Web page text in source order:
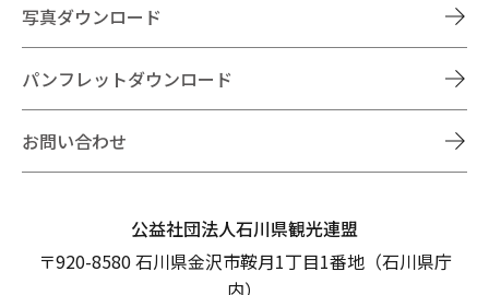
写真ダウンロード
パンフレットダウンロード
お問い合わせ
公益社団法人石川県観光連盟
〒920-8580 石川県金沢市鞍月1丁目1番地（石川県庁
内）